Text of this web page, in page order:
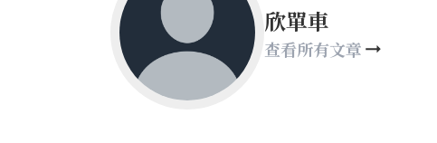
欣單車
查看所有文章